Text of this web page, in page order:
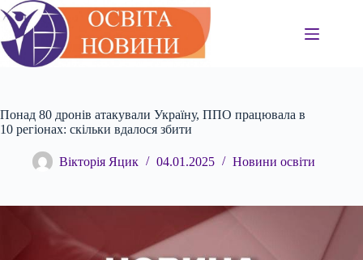
Перейти
до
вмісту
Понад 80 дронів атакували Україну, ППО працювала в
10 регіонах: скільки вдалося збити
Вікторія Яцик 04.01.2025 Новини освіти